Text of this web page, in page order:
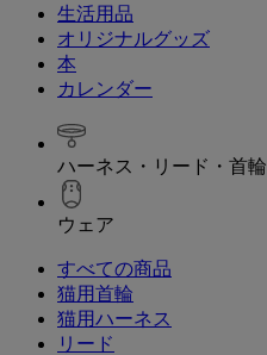
生活用品
オリジナルグッズ
本
カレンダー
ハーネス・リード・首輪
ウェア
すべての商品
猫用首輪
猫用ハーネス
リード